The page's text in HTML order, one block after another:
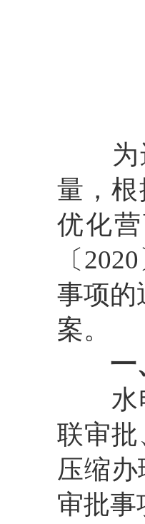
量，
优化
〔 2020
事项的
案。
一
联审
压缩
审批事